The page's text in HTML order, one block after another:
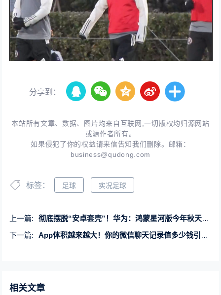
分享到：
本站所有文章、数据、图片均来自互联网,一切版权均归源网站
或源作者所有。
如果侵犯了你的权益请来信告知我们删除。邮箱：
business@qudong.com
标签： 足球 实况足球
上一篇:
彻底摆脱“安卓套壳”！华为：鸿蒙星河版今年秋天正式见面
下一篇:
App体积越来越大！你的微信聊天记录值多少钱引热议
相关文章